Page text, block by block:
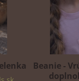
Beanie -